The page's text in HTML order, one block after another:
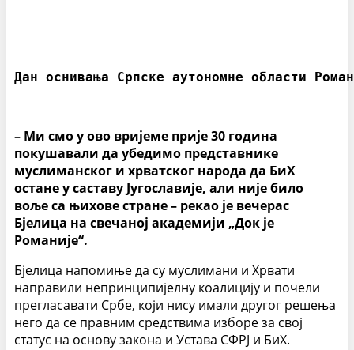
Дан оснивања Српске аутономне области
– Ми смо у ово вријеме прије 30 година
покушавали да убедимо представнике
муслиманског и хрватског народа да БиХ
остане у саставу Југославије, али није било
воље са њихове стране – рекао је вечерас
Бјелица на свечаној академији „Док је
Романије“.
Бјелица напомиње да су муслимани и Хрвати
направили непринципијелну коалицију и почели
прегласавати Србе, који нису имали другог решења
него да се правним средствима изборе за свој
статус на основу закона и Устава СФРЈ и БиХ.